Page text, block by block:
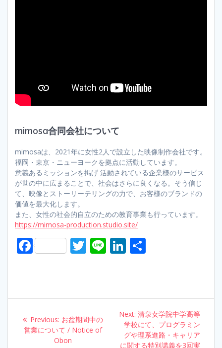
mimosa合同会社について
mimosaは、2021年に女性2人で設立した映像制作会社です。
福岡・東京・ニューヨークを拠点に活動しています。
意義あるミッションを掲げ 活動されている企業様のサービス
が世の中に広まることで、社会はさらに良くなる。そう信じ
て、映像とストーリーテリングの力で、お客様のブランドの
価値を最大化します。
また、女性の社会的自立のための教育事業も行っています。
https://mimosa-production.studio.site/
F
b
o
k
T
er
Li Li
e
dI
n
e
navigation
Previous: Previous
post:
お盆期間中の
営業について / Notice of
Obon
Next: Next
post:
清泉女学院中学高等
学校にて、プログラミン
グや理系進路・キャリア
に関する特別講義を3回実